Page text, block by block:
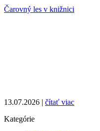
Čarovný les v knižnici
13.07.2026 | čítať viac
Kategórie